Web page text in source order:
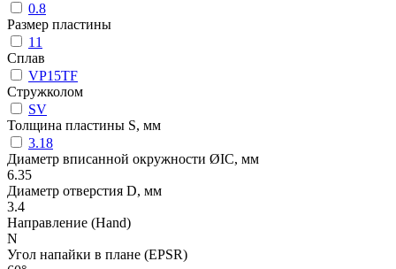
0.8
Размер пластины
11
Сплав
VP15TF
Стружколом
SV
Толщина пластины S, мм
3.18
Диаметр вписанной окружности ØIC, мм
6.35
Диаметр отверстия D, мм
3.4
Направление (Hand)
N
Угол напайки в плане (EPSR)